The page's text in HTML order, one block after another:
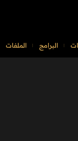
البرامج الملفات